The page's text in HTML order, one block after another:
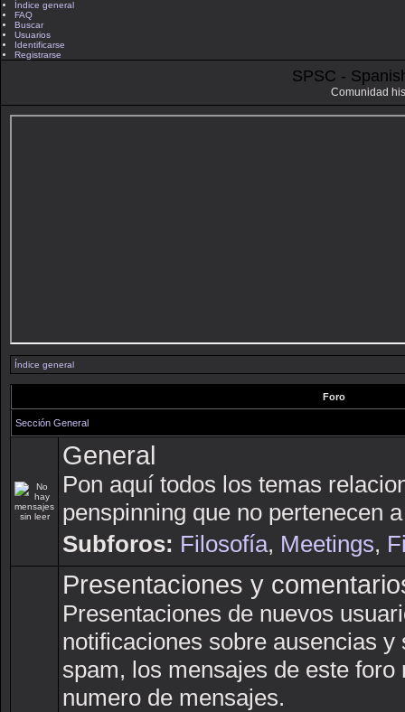
Índice general
FAQ
Buscar
Usuarios
Identificarse
Registrarse
SPSC -
Comunidad
Índice general
Foro
Sección General
General
Pon aquí todos los temas
penspinning que no pertenecen
Subforos: Filosofía, Meetings,
Presentaciones y
Presentaciones de nuevos
notificaciones sobre ausencias
spam, los mensajes de este foro
numero de mensajes.